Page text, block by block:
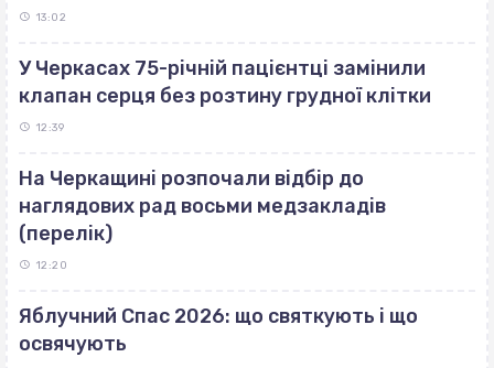
13:02
У Черкасах 75-річній пацієнтці замінили
клапан серця без розтину грудної клітки
12:39
На Черкащині розпочали відбір до
наглядових рад восьми медзакладів
(перелік)
12:20
Яблучний Спас 2026: що святкують і що
освячують